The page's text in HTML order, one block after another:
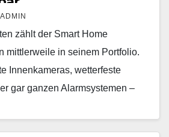
ADMIN
zählt der Smart Home
mittlerweile in seinem Portfolio.
Innenkameras, wetterfeste
gar ganzen Alarmsystemen –